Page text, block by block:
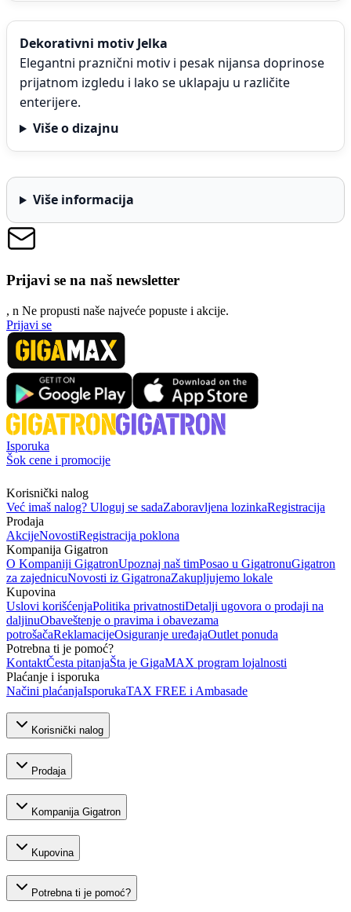
Dekorativni motiv Jelka
Elegantni praznični motiv i pesak nijansa doprinose
prijatnom izgledu i lako se uklapaju u različite
enterijere.
Više o dizajnu
Više informacija
Prijavi se na naš newsletter
, n Ne propusti naše najveće popuste i akcije.
Prijavi se
Isporuka
Šok cene i promocije
Korisnički nalog
Već imaš nalog? Uloguj se sadaZaboravljena lozinkaRegistracija
Prodaja
AkcijeNovostiRegistracija poklona
Kompanija Gigatron
O Kompaniji GigatronUpoznaj naš timPosao u GigatronuGigatron
za zajednicuNovosti iz GigatronaZakupljujemo lokale
Kupovina
Uslovi korišćenjaPolitika privatnostiDetalji ugovora o prodaji na
daljinuObaveštenje o pravima i obavezama
potrošačaReklamacijeOsiguranje uređajaOutlet ponuda
Potrebna ti je pomoć?
KontaktČesta pitanjaŠta je GigaMAX program lojalnosti
Plaćanje i isporuka
Načini plaćanjaIsporukaTAX FREE i Ambasade
Korisnički nalog
Prodaja
Kompanija Gigatron
Kupovina
Potrebna ti je pomoć?